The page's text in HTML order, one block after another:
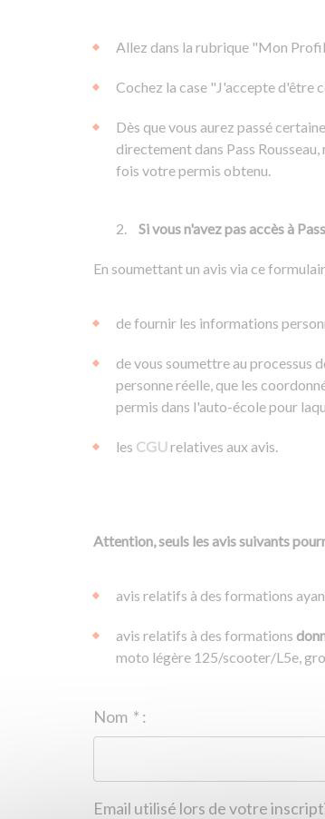
Allez dans la rubrique "Mon
Cochez la case "J'accepte d'être
Dès que vous aurez passé
directement dans Pass
fois votre permis obtenu.
Si vous n'avez pas accès à
En soumettant un avis via ce
de fournir les informations
de vous soumettre au processus
personne réelle, que les
permis dans l'auto-école pour
les CGUrelatives aux avis.
Attention, seuls les avis suivants
avis relatifs à des formations
avis relatifs à des formations
moto légère 125/scooter/L5e,
* :
Email utilisé lors de votre